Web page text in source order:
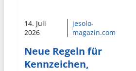
14. Juli
2026
jesolo-
magazin.com
Neue Regeln für
Kennzeichen,